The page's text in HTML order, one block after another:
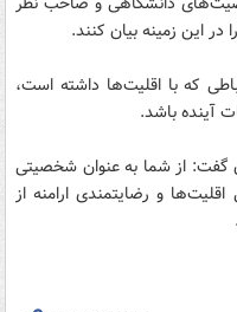
این زمینه بیان کنند.
که با اقلیت‌ها داشته است،
آینده باشد.
گفت: از شما به عنوان شخصیتی
و رضایتمندی ارامنه از